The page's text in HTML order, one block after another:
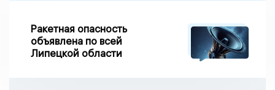
Ракетная опасность
объявлена по всей
Липецкой области